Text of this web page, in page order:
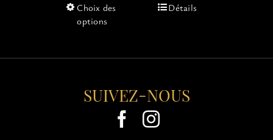
Choix des
options
Ce
variations.
options
peuvent
être
choisies
Détails
SUIVEZ-NOUS